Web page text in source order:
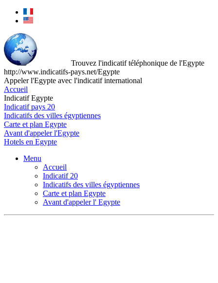
Trouvez l'indicatif téléphonique de l'Egypte
http://www.indicatifs-pays.net/Egypte
Appeler l'Egypte avec l'indicatif international
Accueil
Indicatif Egypte
Indicatif pays 20
Indicatifs des villes égyptiennes
Carte et plan Egypte
Avant d'appeler l'Egypte
Hotels en Egypte
Menu
Accueil
Indicatif 20
Indicatifs des villes égyptiennes
Carte et plan Egypte
Avant d'appeler l' Egypte